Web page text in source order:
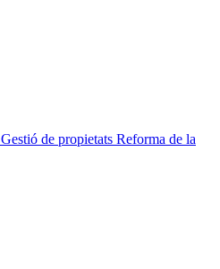
Gestió de propietats Reforma de la